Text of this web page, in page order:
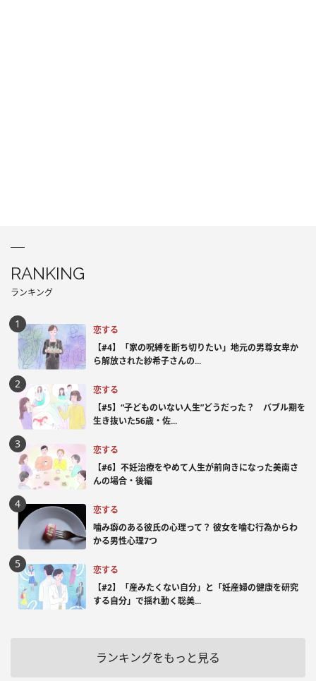
RANKING
ランキング
恋する
【#4】「家の呪縛を断ち切りたい」地元の男尊女卑か
ら解放された紗希子さんの...
恋する
【#5】“子どものいない人生”どうだった？ バブル期を
生き抜いた56歳・佐...
恋する
【#6】不妊治療をやめて人生が前向きになった美南さ
んの場合・後編
恋する
噛み癖のある彼氏の心理って？ 彼女を噛む行為からわ
かる男性心理7つ
恋する
【#2】「産みたくない自分」と「妊産婦の健康を研究
する自分」で揺れ動く聡美...
ランキングをもっと見る